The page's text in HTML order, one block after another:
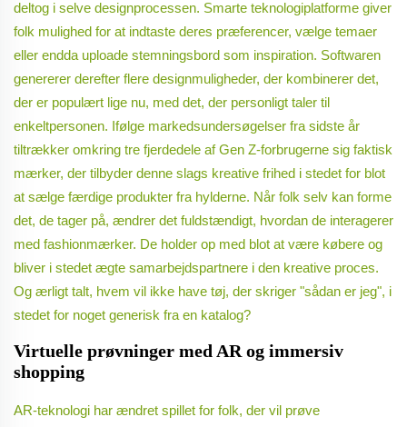
deltog i selve designprocessen. Smarte teknologiplatforme giver
folk mulighed for at indtaste deres præferencer, vælge temaer
eller endda uploade stemningsbord som inspiration. Softwaren
genererer derefter flere designmuligheder, der kombinerer det,
der er populært lige nu, med det, der personligt taler til
enkeltpersonen. Ifølge markedsundersøgelser fra sidste år
tiltrækker omkring tre fjerdedele af Gen Z-forbrugerne sig faktisk
mærker, der tilbyder denne slags kreative frihed i stedet for blot
at sælge færdige produkter fra hylderne. Når folk selv kan forme
det, de tager på, ændrer det fuldstændigt, hvordan de interagerer
med fashionmærker. De holder op med blot at være købere og
bliver i stedet ægte samarbejdspartnere i den kreative proces.
Og ærligt talt, hvem vil ikke have tøj, der skriger "sådan er jeg", i
stedet for noget generisk fra en katalog?
Virtuelle prøvninger med AR og immersiv
shopping
AR-teknologi har ændret spillet for folk, der vil prøve